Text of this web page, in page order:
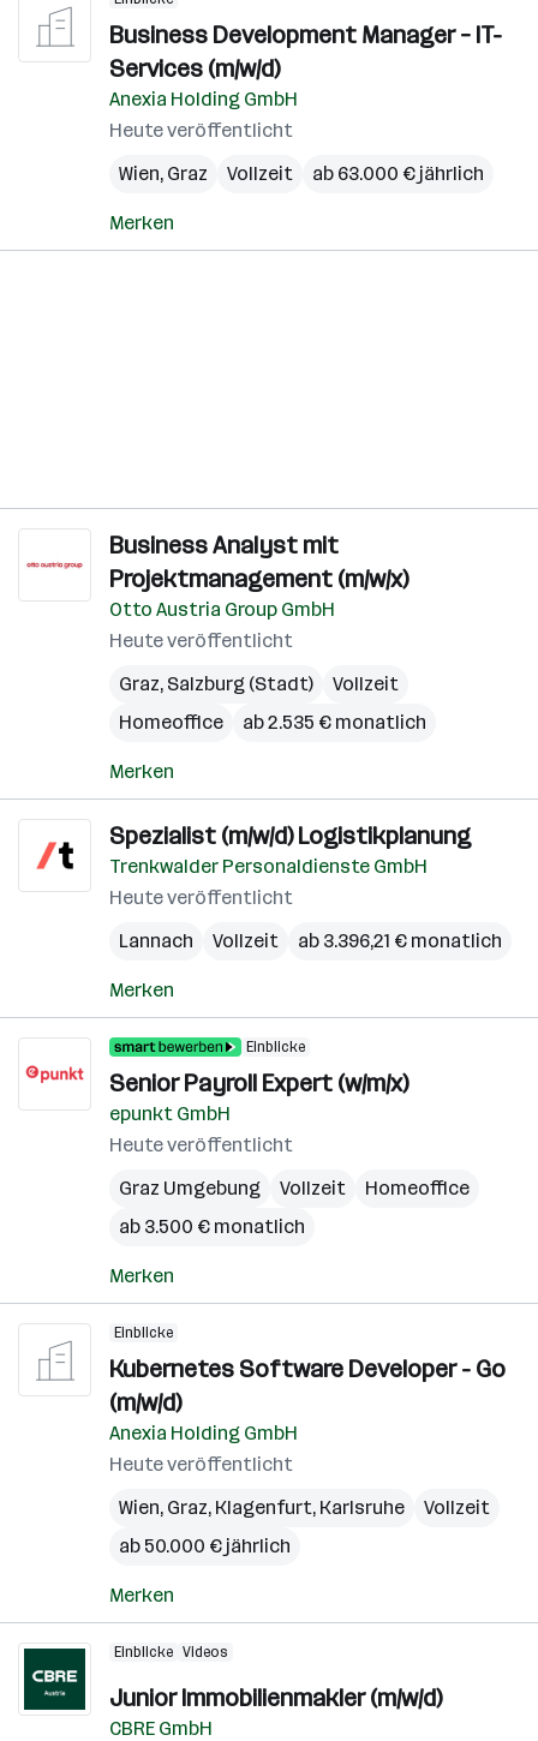
Business Development Manager – IT-
Services (m/w/d)
Anexia Holding GmbH
Heute veröffentlicht
Wien, Graz Vollzeit ab 63.000 € jährlich
Merken
Business Analyst mit
Projektmanagement (m/w/x)
Otto Austria Group GmbH
Heute veröffentlicht
Graz, Salzburg (Stadt)
Vollzeit
Homeoffice
ab 2.535 € monatlich
Merken
Spezialist (m/w/d) Logistikplanung
Trenkwalder Personaldienste GmbH
Heute veröffentlicht
Lannach
Vollzeit ab 3.396,21 € monatlich
Merken
Einblicke
Senior Payroll Expert (w/m/x)
epunkt GmbH
Heute veröffentlicht
Graz Umgebung
Vollzeit
Homeoffice
ab 3.500 € monatlich
Merken
Einblicke
Kubernetes Software Developer - Go
(m/w/d)
Anexia Holding GmbH
Heute veröffentlicht
Wien, Graz, Klagenfurt, Karlsruhe
Vollzeit
ab 50.000 € jährlich
Merken
Einblicke Videos
Junior Immobilienmakler (m/w/d)
CBRE GmbH